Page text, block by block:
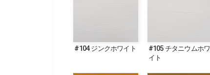
#104 ジンクホワイト
#105 チタニウムホワ
イト